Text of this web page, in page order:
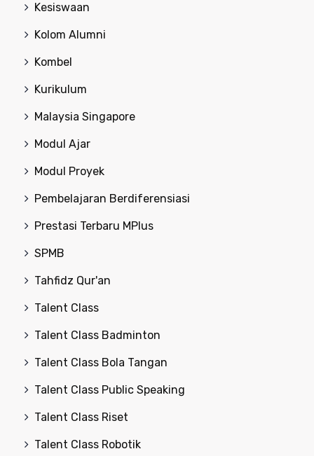
Kesiswaan
Kolom Alumni
Kombel
Kurikulum
Malaysia Singapore
Modul Ajar
Modul Proyek
Pembelajaran Berdiferensiasi
Prestasi Terbaru MPlus
SPMB
Tahfidz Qur'an
Talent Class
Talent Class Badminton
Talent Class Bola Tangan
Talent Class Public Speaking
Talent Class Riset
Talent Class Robotik